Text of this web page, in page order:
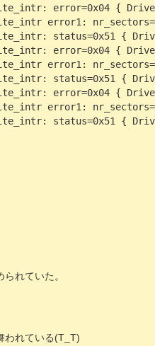
error=0x04 {
error1:
status=0x51 {
error=0x04 {
error1:
status=0x51 {
error=0x04 {
error1:
status=0x51 {
れていた。
われている(T_T)